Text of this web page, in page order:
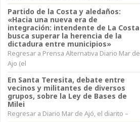
Partido de la Costa y aledaños:
«Hacia una nueva era de
integración: intendente de La Costa
busca superar la herencia de la
dictadura entre municipios»
Regresar a Prensa Alternativa Diario Mar de
Ajo (el
En Santa Teresita, debate entre
vecinos y militantes de diversos
grupos, sobre la Ley de Bases de
Milei
Regresar a Diario Mar de Ajó, el diarito –